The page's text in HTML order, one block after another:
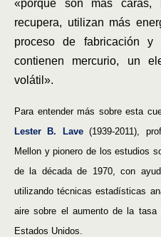
«porque son más
recupera, utilizan más
proceso de fabricación
contienen mercurio, un
volátil».
Para entender más sobre esta
Lester B. Lave(1939-2011),
Mellon y pionero de los estudios
de la década de 1970, con
utilizando técnicas estadísticas
aire sobre el aumento de la
Estados Unidos.